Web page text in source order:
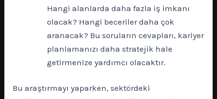
Hangi alanlarda daha fazla iş imkanı
olacak? Hangi beceriler daha çok
aranacak? Bu soruların cevapları, kariyer
planlamanızı daha stratejik hale
getirmenize yardımcı olacaktır.
Bu araştırmayı yaparken, sektördeki